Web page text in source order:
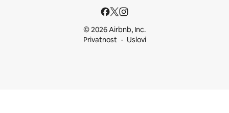
© 2026 Airbnb, Inc.
Privatnost
Uslovi